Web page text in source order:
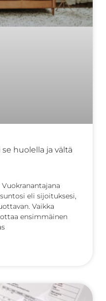
huolella ja vältä
Vuokranantajana
eli sijoituksesi,
Vaikka
ensimmäinen